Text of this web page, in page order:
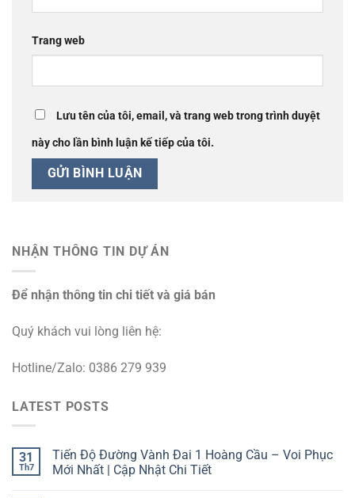
Trang web
Lưu tên của tôi, email, và trang web trong trình duyệt
này cho lần bình luận kế tiếp của tôi.
NHẬN THÔNG TIN DỰ ÁN
Để nhận thông tin chi tiết và giá bán
Quý khách vui lòng liên hệ:
Hotline/Zalo: 0386 279 939
LATEST POSTS
31
Th7
Tiến Độ Đường Vành Đai 1 Hoàng Cầu – Voi Phục
Mới Nhất | Cập Nhật Chi Tiết